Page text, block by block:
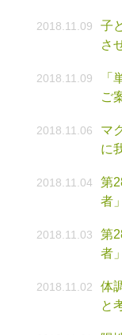
2018.11.09
子
さ
2018.11.09
ご
2018.11.06
マ
に
2018.11.04
第
者
2018.11.03
第
者
2018.11.02
体
と